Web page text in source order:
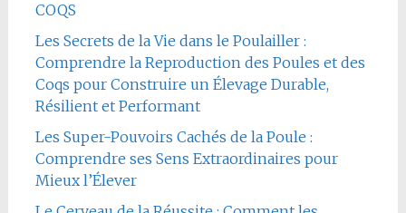
COQS
Les Secrets de la Vie dans le Poulailler :
Comprendre la Reproduction des Poules et des
Coqs pour Construire un Élevage Durable,
Résilient et Performant
Les Super-Pouvoirs Cachés de la Poule :
Comprendre ses Sens Extraordinaires pour
Mieux l’Élever